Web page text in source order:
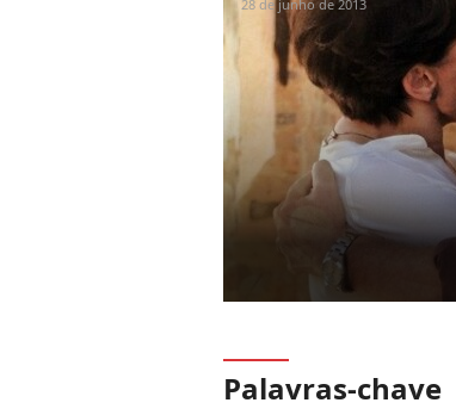
28 de junho de 2013
Palavras-chave